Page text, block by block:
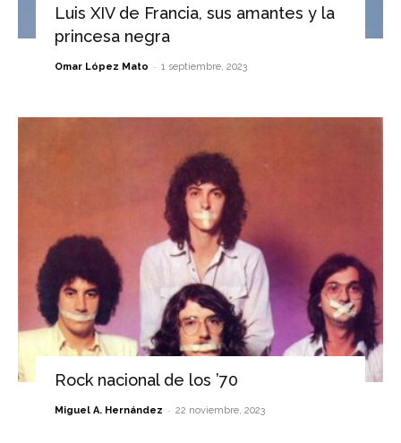
Luis XIV de Francia, sus amantes y la
princesa negra
Omar López Mato - 1 septiembre, 2023
Rock nacional de los ’70
Miguel A. Hernández - 22 noviembre, 2023